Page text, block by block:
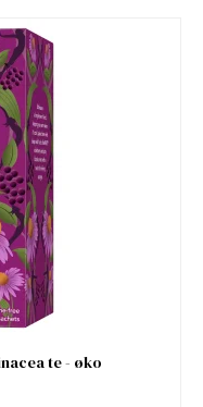
te - øko